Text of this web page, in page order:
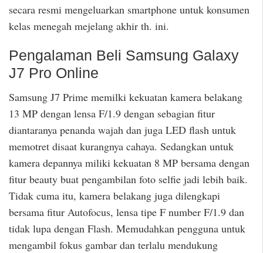
secara resmi mengeluarkan smartphone untuk konsumen
kelas menegah mejelang akhir th. ini.
Pengalaman Beli Samsung Galaxy
J7 Pro Online
Samsung J7 Prime memilki kekuatan kamera belakang
13 MP dengan lensa F/1.9 dengan sebagian fitur
diantaranya penanda wajah dan juga LED flash untuk
memotret disaat kurangnya cahaya. Sedangkan untuk
kamera depannya miliki kekuatan 8 MP bersama dengan
fitur beauty buat pengambilan foto selfie jadi lebih baik.
Tidak cuma itu, kamera belakang juga dilengkapi
bersama fitur Autofocus, lensa tipe F number F/1.9 dan
tidak lupa dengan Flash. Memudahkan pengguna untuk
mengambil fokus gambar dan terlalu mendukung